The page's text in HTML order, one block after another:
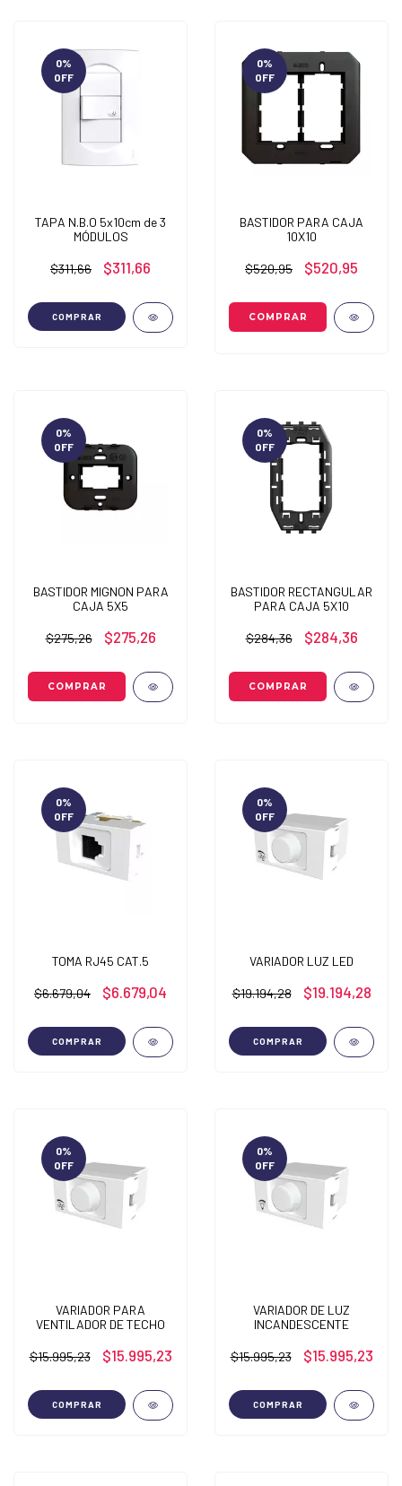
0%
OFF
TAPA N.B.O 5x10cm de 3
MÓDULOS
$311,66 $311,66
COMPRAR
0%
OFF
BASTIDOR PARA CAJA
10X10
$520,95 $520,95
0%
OFF
BASTIDOR MIGNON PARA
CAJA 5X5
$275,26 $275,26
0%
OFF
BASTIDOR RECTANGULAR
PARA CAJA 5X10
$284,36 $284,36
0%
OFF
TOMA RJ45 CAT.5
$6.679,04 $6.679,04
COMPRAR
0%
OFF
VARIADOR LUZ LED
$19.194,28 $19.194,28
COMPRAR
0%
OFF
VARIADOR PARA
VENTILADOR DE TECHO
$15.995,23 $15.995,23
COMPRAR
0%
OFF
VARIADOR DE LUZ
INCANDESCENTE
$15.995,23 $15.995,23
COMPRAR